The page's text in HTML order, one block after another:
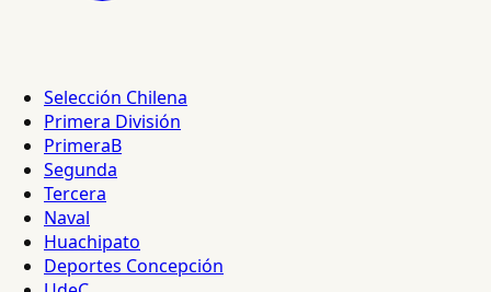
Selección Chilena
Primera División
PrimeraB
Segunda
Tercera
Naval
Huachipato
Deportes Concepción